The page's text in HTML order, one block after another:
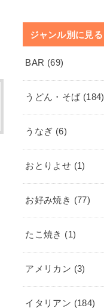
ジャンル別に見る
BAR (69)
うどん・そば (184)
うなぎ (6)
おとりよせ (1)
お好み焼き (77)
たこ焼き (1)
アメリカン (3)
イタリアン (184)